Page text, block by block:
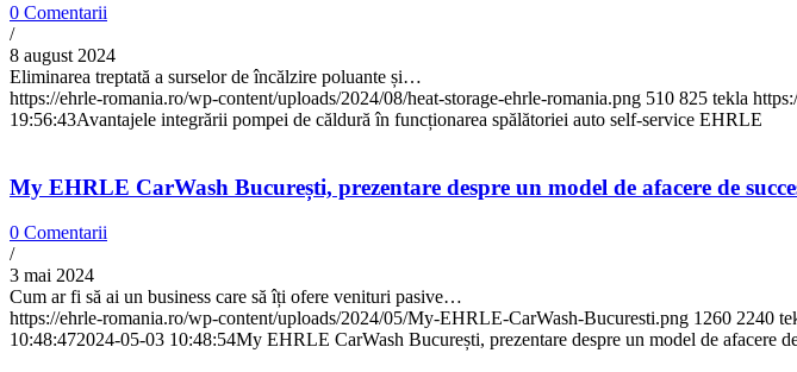
0 Comentarii
/
8 august 2024
Eliminarea treptată a surselor de încălzire poluante și…
https://ehrle-romania.ro/wp-content/uploads/2024/08/heat-storage-ehrle-romania.png 510 825 tekla
19:56:43Avantajele integrării pompei de căldură în funcționarea spălătoriei auto self-service EHRLE
My EHRLE CarWash București, prezentare despre un model de afacere de
0 Comentarii
/
3 mai 2024
Cum ar fi să ai un business care să îți ofere venituri pasive…
https://ehrle-romania.ro/wp-content/uploads/2024/05/My-EHRLE-CarWash-Bucuresti.png 1260 2240
10:48:472024-05-03 10:48:54My EHRLE CarWash București, prezentare despre un model de afacere